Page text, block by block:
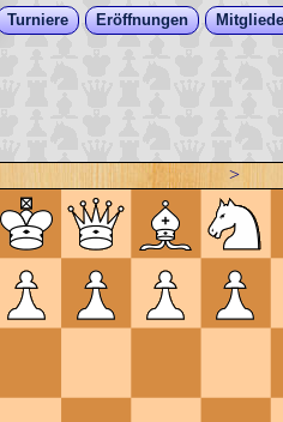
Turniere Eröffnungen
>